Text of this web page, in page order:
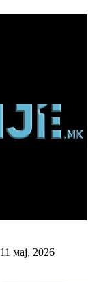
11 мај, 2026